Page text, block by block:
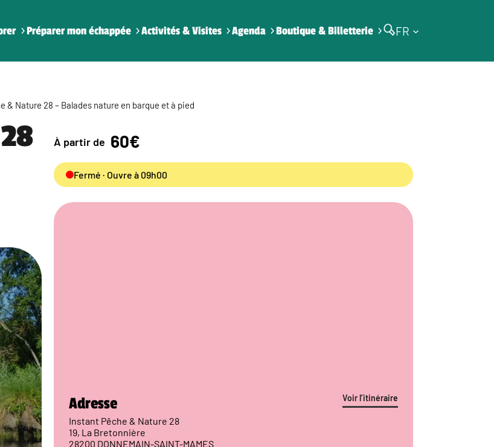
Préparer mon échappée Activités & Visites Agenda Boutique & Billetterie FR
& Nature 28 – Balades nature en barque et à pied
À partir de 60€
Fermé · Ouvre à 09h00
Voir l’itinéraire
Adresse
Instant Pêche & Nature 28
19, La Bretonnière
28200 DONNEMAIN-SAINT-MAMES